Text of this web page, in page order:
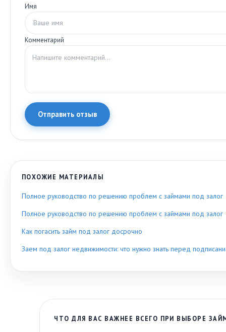
Имя
Комментарий
Отправить отзыв
ПОХОЖИЕ МАТЕРИАЛЫ
Полное руководство по решению проблем с займами под залог
Полное руководство по решению проблем с займами под залог
Как погасить займ под залог досрочно
Заем под залог недвижимости: что нужно знать перед
ЧТО ДЛЯ ВАС ВАЖНЕЕ ВСЕГО ПРИ ВЫБОРЕ